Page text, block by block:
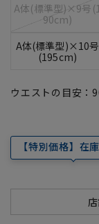
A体(標準型)×9号(1
90cm)
A体(標準型)×10号
(195cm)
ウエストの目安：
【特別価格】在